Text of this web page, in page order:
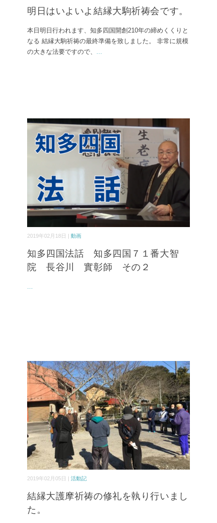
明日はいよいよ結縁大駒祈祷会です。
本日明日行われます、知多四国開創210年の締めくくりと
なる 結縁大駒祈祷の最終準備を致しました。 非常に規模
の大きな法要ですので、
2019年02月18日 | 動画
知多四国法話 知多四国７１番大智
院 長谷川 實彰師 その２
2019年02月05日 | 活動記
結縁大護摩祈祷の修礼を執り行いまし
た。